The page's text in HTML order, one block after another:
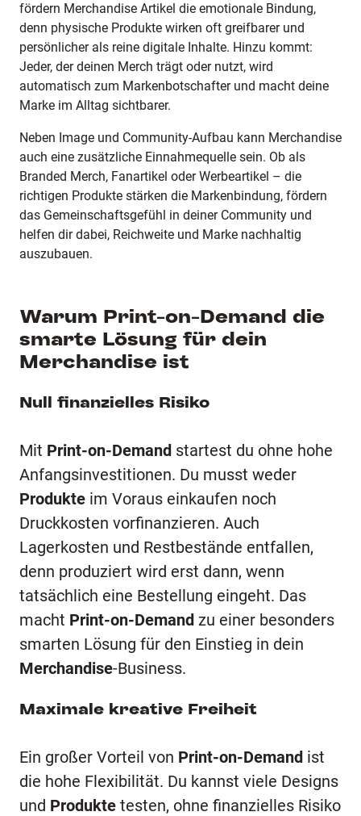
fördern Merchandise Artikel die emotionale Bindung,
denn physische Produkte wirken oft greifbarer und
persönlicher als reine digitale Inhalte. Hinzu kommt:
Jeder, der deinen Merch trägt oder nutzt, wird
automatisch zum Markenbotschafter und macht deine
Marke im Alltag sichtbarer.
Neben Image und Community-Aufbau kann Merchandise
auch eine zusätzliche Einnahmequelle sein. Ob als
Branded Merch, Fanartikel oder Werbeartikel – die
richtigen Produkte stärken die Markenbindung, fördern
das Gemeinschaftsgefühl in deiner Community und
helfen dir dabei, Reichweite und Marke nachhaltig
auszubauen.
Warum Print-on-Demand die
smarte Lösung für dein
Merchandise ist
Null finanzielles Risiko
Mit Print-on-Demand startest du ohne hohe
Anfangsinvestitionen. Du musst weder
Produkte im Voraus einkaufen noch
Druckkosten vorfinanzieren. Auch
Lagerkosten und Restbestände entfallen,
denn produziert wird erst dann, wenn
tatsächlich eine Bestellung eingeht. Das
macht Print-on-Demand zu einer besonders
smarten Lösung für den Einstieg in dein
Merchandise-Business.
Maximale kreative Freiheit
Ein großer Vorteil von Print-on-Demand ist
die hohe Flexibilität. Du kannst viele Designs
und Produkte testen, ohne finanzielles Risiko